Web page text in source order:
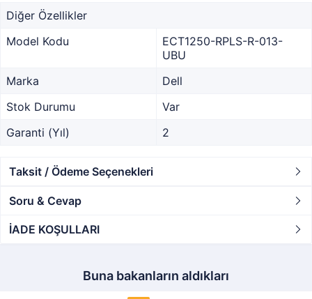
Diğer Özellikler
Model Kodu
ECT1250-RPLS-R-013-
UBU
Marka
Dell
Stok Durumu
Var
Garanti (Yıl)
2
Taksit / Ödeme Seçenekleri
Soru & Cevap
İADE KOŞULLARI
Buna bakanların aldıkları